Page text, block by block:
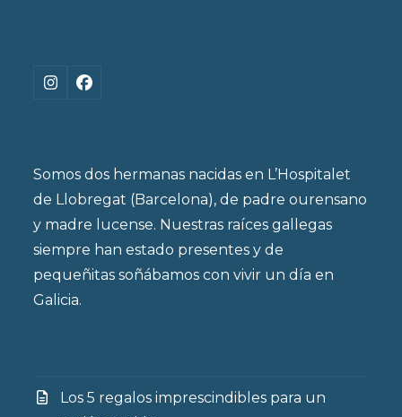
Instagram
Facebook
Somos dos hermanas nacidas en L’Hospitalet
de Llobregat (Barcelona), de padre ourensano
y madre lucense. Nuestras raíces gallegas
siempre han estado presentes y de
pequeñitas soñábamos con vivir un día en
Galicia.
Los 5 regalos imprescindibles para un